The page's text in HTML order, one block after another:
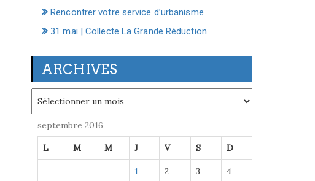
Rencontrer votre service d’urbanisme
31 mai | Collecte La Grande Réduction
ARCHIVES
septembre 2016
L M M J V S D
1 2 3 4